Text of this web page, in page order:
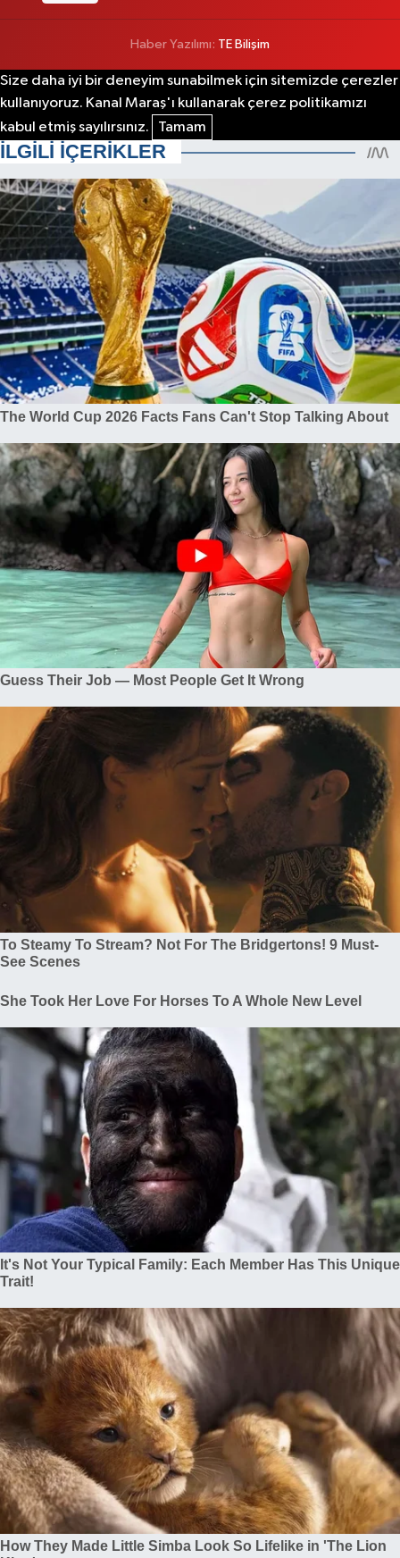
Haber Yazılımı: TE Bilişim
Size daha iyi bir deneyim sunabilmek için sitemizde çerezler
kullanıyoruz. Kanal Maraş'ı kullanarak çerez politikamızı
kabul etmiş sayılırsınız.
Tamam